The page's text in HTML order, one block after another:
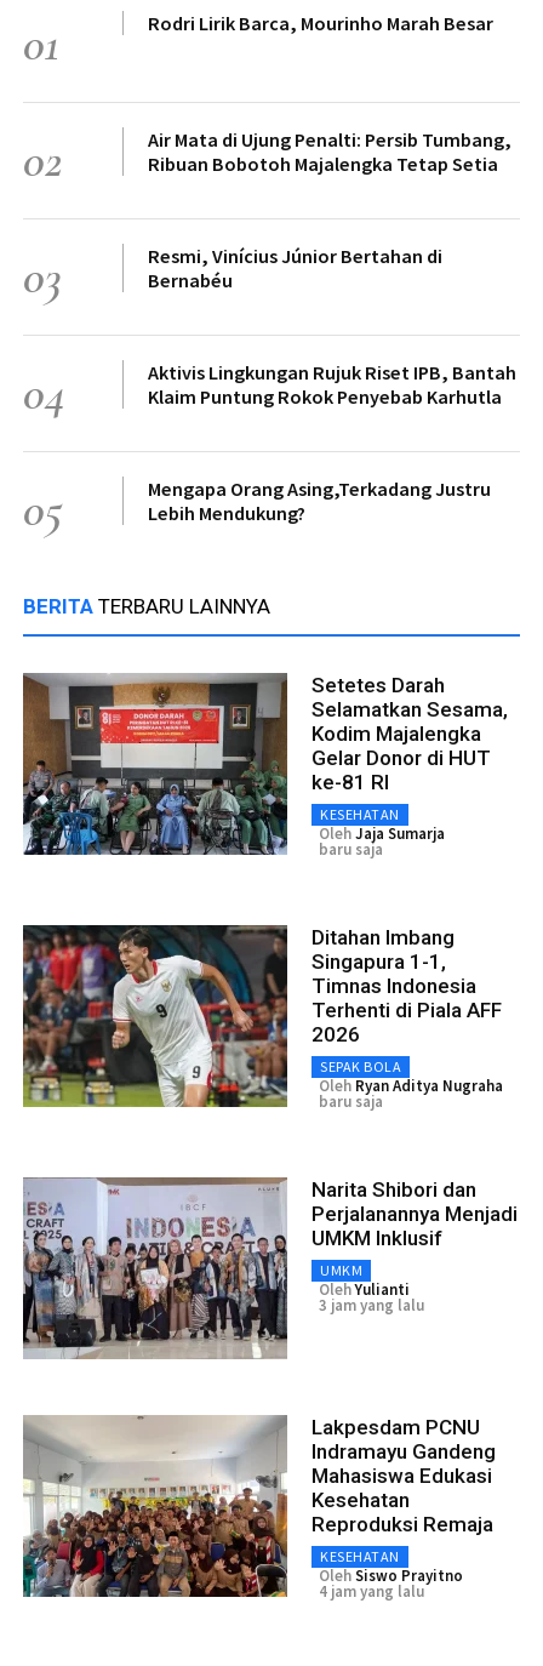
01 Rodri Lirik Barca, Mourinho Marah Besar
02
Air Mata di Ujung Penalti: Persib Tumbang,
Ribuan Bobotoh Majalengka Tetap Setia
03
Resmi, Vinícius Júnior Bertahan di
Bernabéu
04
Aktivis Lingkungan Rujuk Riset IPB, Bantah
Klaim Puntung Rokok Penyebab Karhutla
05
Mengapa Orang Asing,Terkadang Justru
Lebih Mendukung?
BERITA TERBARU LAINNYA
Setetes Darah
Selamatkan Sesama,
Kodim Majalengka
Gelar Donor di HUT
ke-81 RI
KESEHATAN
OlehJaja Sumarja
baru saja
Ditahan Imbang
Singapura 1-1,
Timnas Indonesia
Terhenti di Piala AFF
2026
SEPAK BOLA
Oleh Ryan Aditya Nugraha
baru saja
Narita Shibori dan
Perjalanannya Menjadi
UMKM Inklusif
UMKM
OlehYulianti
3 jam yang lalu
Lakpesdam PCNU
Indramayu Gandeng
Mahasiswa Edukasi
Kesehatan
Reproduksi Remaja
KESEHATAN
OlehSiswo Prayitno
4 jam yang lalu